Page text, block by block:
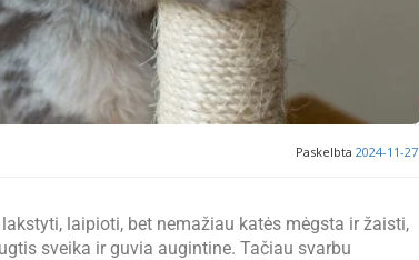
Paskelbta 2024-11-27
laipioti, bet nemažiau katės mėgsta ir žaisti,
sveika ir guvia augintine. Tačiau svarbu